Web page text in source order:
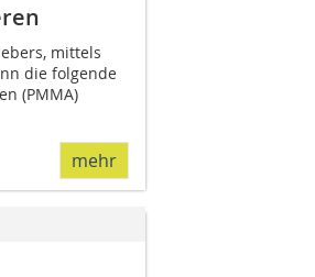
mittels
die folgende
(PMMA)
mehr